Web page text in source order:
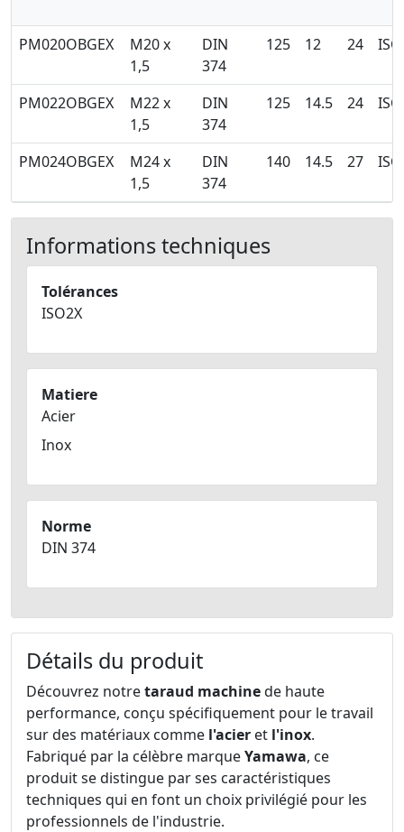
PM020OBGEX
M20 x
1,5
DIN
374
125 12 24
PM022OBGEX
M22 x
1,5
DIN
374
125 14.5 24
PM024OBGEX
M24 x
1,5
DIN
374
140 14.5 27
Informations techniques
Tolérances
ISO2X
Matiere
Acier
Inox
Norme
DIN 374
Détails du produit
Découvrez notretaraud machinede haute
performance, conçu spécifiquement pour le travail
sur des matériaux comme l'acier et l'inox.
Fabriqué par la célèbre marqueYamawa, ce
produit se distingue par ses caractéristiques
techniques qui en font un choix privilégié pour les
professionnels de l'industrie.